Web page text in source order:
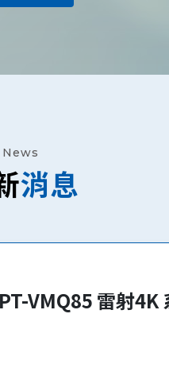
News
消息
VMQ85 雷射4K